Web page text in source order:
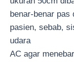
benar-benar pas
pasien, sebab,
udara
AC agar